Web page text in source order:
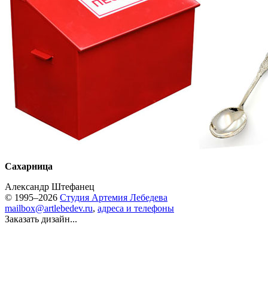
Сахарница
Александр Штефанец
© 1995–2026 Студия Артемия Лебедева
mailbox@artlebedev.ru, адреса и телефоны
Заказать дизайн...